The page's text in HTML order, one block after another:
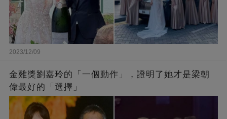
2023/12/09
金雞獎劉嘉玲的「一個動作」，證明了她才是梁朝
偉最好的「選擇」